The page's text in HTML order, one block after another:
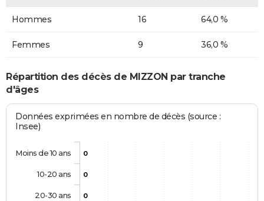
Hommes 16 64,0 %
Femmes 9 36,0 %
Répartition des décès de MIZZON par tranche
d'âges
Données exprimées en nombre de décès (source :
Insee)
0
0
0
Moins de 10 ans
10-20 ans
20-30 ans